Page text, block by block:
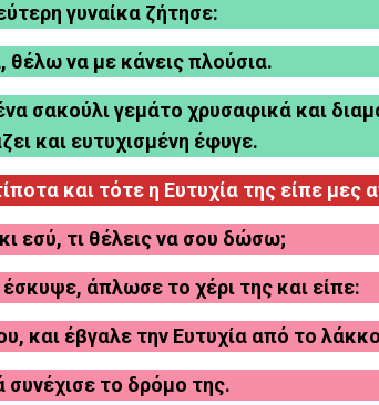
γυναίκα ζήτησε:
θέλω να με κάνεις πλούσια.
σακούλι γεμάτο χρυσαφικά και
και ευτυχισμένη έφυγε.
και τότε η Ευτυχία της είπε μες
εσύ, τι θέλεις να σου δώσω;
έσκυψε, άπλωσε το χέρι της και είπε:
και έβγαλε την Ευτυχία από το
συνέχισε το δρόμο της.